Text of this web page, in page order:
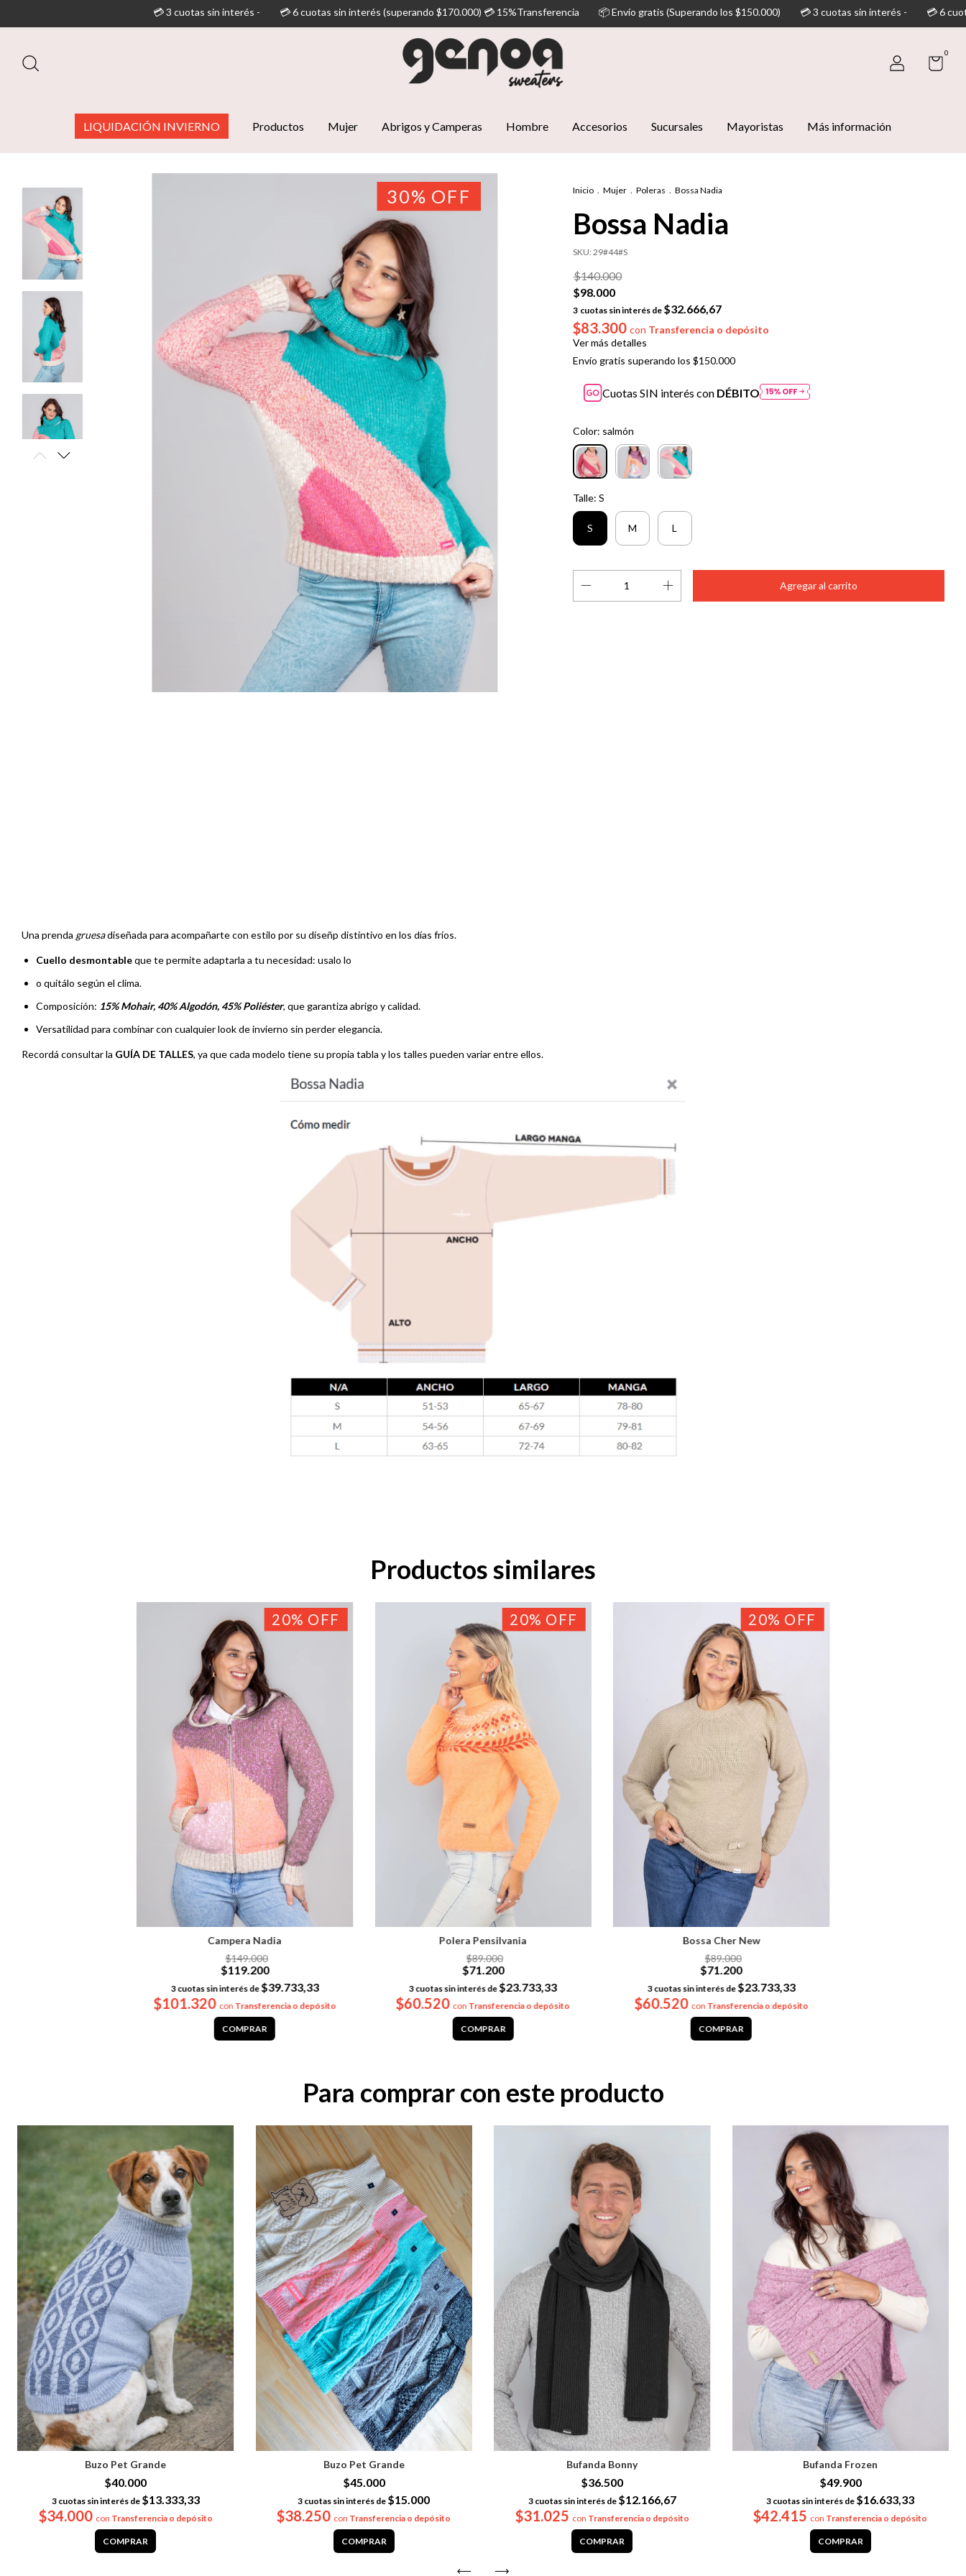
💳 6 cuotas sin interés (superando $170.000) 💳 15%Transferencia 📦 Envío gratis (Superando los $150.000) 💳 3 cuotas sin interés - 💳 6 cuotas sin interés
0
LIQUIDACIÓN INVIERNO Productos Mujer Abrigos y Camperas Hombre Accesorios Sucursales Mayoristas Más información
30% OFF Inicio . Mujer . Poleras . Bossa Nadia
Bossa Nadia
SKU: 29#44#S
$98.000
$140.000
$83.300 con Transferencia o depósito
Cuotas SIN interés con DÉBITO
3 cuotas sin interés de $32.666,67
Ver más detalles
Envío gratis superando los $150.000
Color: salmón
Talle: S
S M L
Una prenda gruesadiseñada para acompañarte con estilo por su diseñp distintivo en los días fríos.
Cuello desmontableque te permite adaptarla a tu necesidad: usalo lo
o quitálo según el clima.
Composición: 15% Mohair, 40% Algodón, 45% Poliéster, que garantiza abrigo y calidad.
Versatilidad para combinar con cualquier look de invierno sin perder elegancia.
Recordá consultar la GUÍA DE TALLES, ya que cada modelo tiene su propia tabla y los talles pueden variar entre ellos.
Productos similares
20% OFF
Campera Nadia
$119.200
$149.000
$101.320 con Transferencia o depósito
3cuotas sin interés de$39.733,33
COMPRAR
20% OFF
Polera Pensilvania
$71.200
$89.000
$60.520 con Transferencia o depósito
3cuotas sin interés de$23.733,33
COMPRAR
20% OFF
Bossa Cher New
$71.200
$89.000
$60.520 con Transferencia o depósito
3cuotas sin interés de$23.733,33
COMPRAR
Para comprar con este producto
Buzo Pet Grande
$40.000
$34.000 con Transferencia o depósito
3 cuotas sin interés de $13.333,33
COMPRAR
Buzo Pet Grande
$45.000
$38.250 con Transferencia o depósito
3 cuotas sin interés de $15.000
COMPRAR
Bufanda Bonny
$36.500
$31.025 con Transferencia o depósito
3 cuotas sin interés de $12.166,67
COMPRAR
Bufanda Frozen
$49.900
$42.415 con Transferencia o depósito
3 cuotas sin interés de $16.633,33
COMPRAR